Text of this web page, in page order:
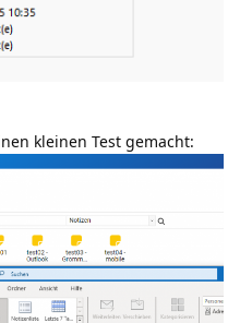
kleinen Test gemacht: